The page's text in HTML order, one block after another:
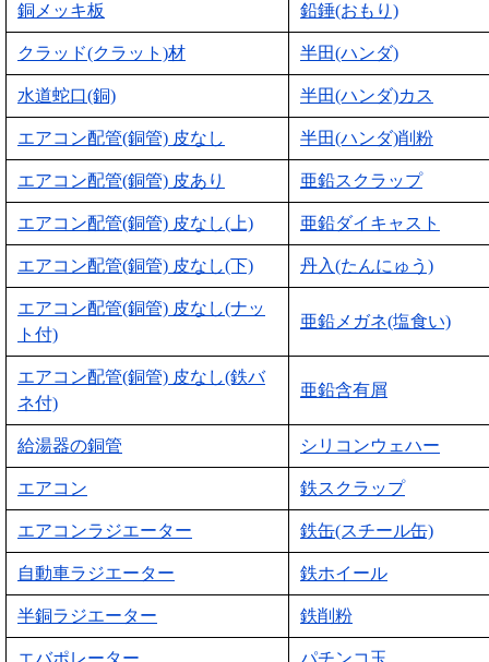
銅メッキ板 鉛錘(おもり)
クラッド(クラット)材 半田(ハンダ)
水道蛇口(銅) 半田(ハンダ)カス
エアコン配管(銅管) 皮なし 半田(ハンダ)削粉
エアコン配管(銅管) 皮あり 亜鉛スクラップ
エアコン配管(銅管) 皮なし(上) 亜鉛ダイキャスト
エアコン配管(銅管) 皮なし(下) 丹入(たんにゅう)
エアコン配管(銅管) 皮なし(ナッ
ト付)
亜鉛メガネ(塩食い)
エアコン配管(銅管) 皮なし(鉄バ
ネ付)
亜鉛含有屑
給湯器の銅管 シリコンウェハー
エアコン 鉄スクラップ
エアコンラジエーター 鉄缶(スチール缶)
自動車ラジエーター 鉄ホイール
半銅ラジエーター 鉄削粉
エバポレーター パチンコ玉